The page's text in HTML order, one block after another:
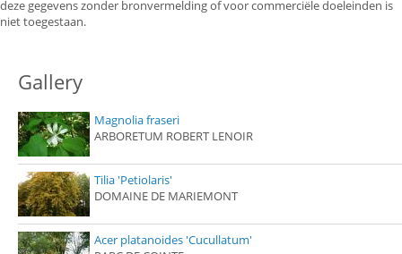
deze gegevens zonder bronvermelding of voor commerciële doeleinden is
niet toegestaan.
Gallery
Magnolia fraseri
ARBORETUM ROBERT LENOIR
Tilia 'Petiolaris'
DOMAINE DE MARIEMONT
Acer platanoides 'Cucullatum'